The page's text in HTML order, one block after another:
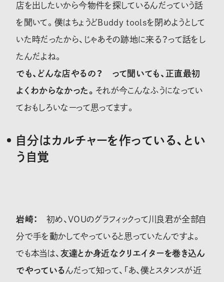
店を出したいから今物件を探しているんだっていう話
を聞いて。僕はちょうどBuddy toolsを閉めようとして
いた時だったから、じゃあその跡地に来る？って話をし
たんだよね。
でも、どんな店やるの？ って聞いても、正直最初
よくわからなかった。 それが今こんなふうになってい
ておもしろいなーって思ってます。
自分はカルチャーを作っている、とい
う自覚
岩崎： 初め、VOUのグラフィックって川良君が全部自
分で手を動かしてやっていると思っていたんですよ。
でも本当は、 友達とか身近なクリエイターを巻き込ん
でやっているんだって知って、「あ、僕とスタンスが近